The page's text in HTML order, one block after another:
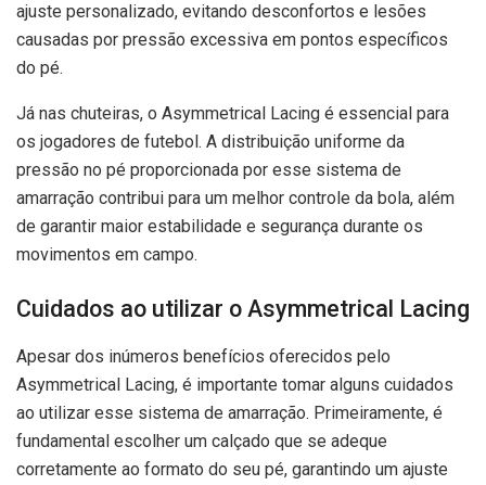
ajuste personalizado, evitando desconfortos e lesões
causadas por pressão excessiva em pontos específicos
do pé.
Já nas chuteiras, o Asymmetrical Lacing é essencial para
os jogadores de futebol. A distribuição uniforme da
pressão no pé proporcionada por esse sistema de
amarração contribui para um melhor controle da bola, além
de garantir maior estabilidade e segurança durante os
movimentos em campo.
Cuidados ao utilizar o Asymmetrical Lacing
Apesar dos inúmeros benefícios oferecidos pelo
Asymmetrical Lacing, é importante tomar alguns cuidados
ao utilizar esse sistema de amarração. Primeiramente, é
fundamental escolher um calçado que se adeque
corretamente ao formato do seu pé, garantindo um ajuste